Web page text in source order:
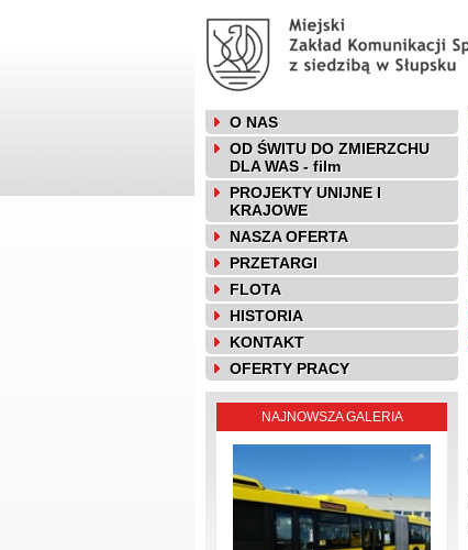
O NAS
OD ŚWITU DO ZMIERZCHU
DLA WAS - film
PROJEKTY UNIJNE I
KRAJOWE
NASZA OFERTA
PRZETARGI
FLOTA
HISTORIA
KONTAKT
OFERTY PRACY
NAJNOWSZA GALERIA